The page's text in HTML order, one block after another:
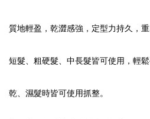
質地輕盈，乾澀感強，定型力持久，重
短髮、粗硬髮、中長髮皆可使用，輕鬆
乾、濕髮時皆可使用抓整。